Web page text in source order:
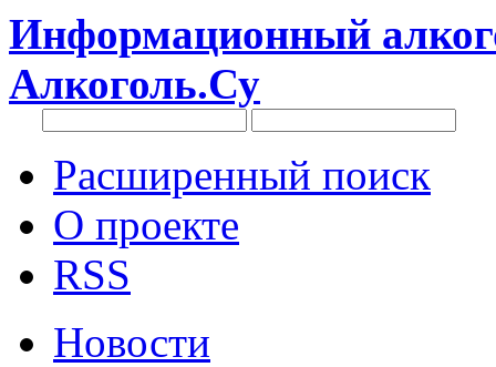
Информационный
Алкоголь.Су
Расширенный поиск
О проекте
RSS
Новости